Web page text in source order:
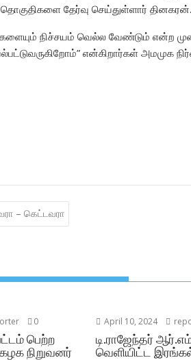
தேர்வு செய்துள்ளார் தினகரன்.
நிச்சயம் வெல்ல வேண்டும் என்ற
என்கிறார்கள் அமமுக
– கெட்டவரா
0
பெற்ற
நிறுவனர்
April 10, 2024
டி.ராஜேந்தர்
வெளியிட்ட